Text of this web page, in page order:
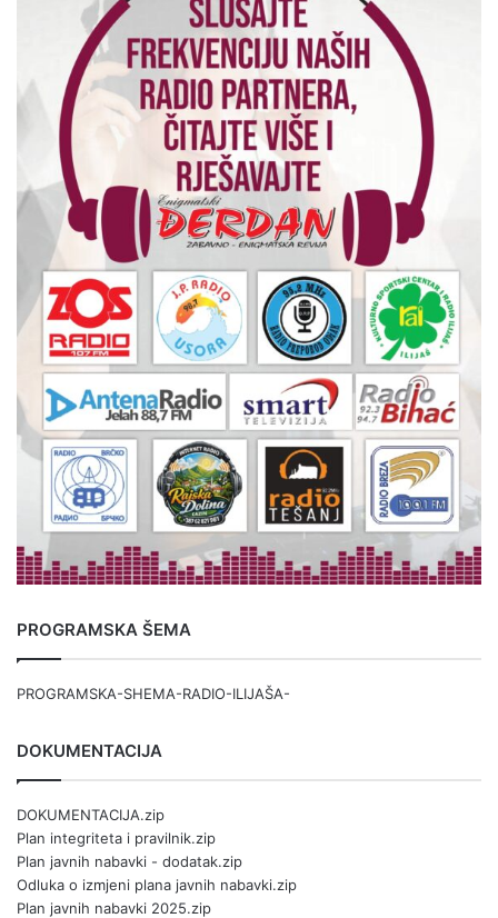
PROGRAMSKA ŠEMA
PROGRAMSKA-SHEMA-RADIO-ILIJAŠA-
DOKUMENTACIJA
DOKUMENTACIJA.zip
Plan integriteta i pravilnik.zip
Plan javnih nabavki - dodatak.zip
Odluka o izmjeni plana javnih nabavki.zip
Plan javnih nabavki 2025.zip